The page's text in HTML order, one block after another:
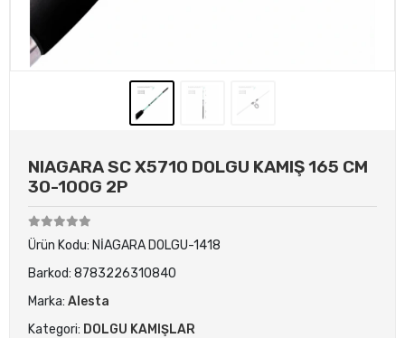
NIAGARA SC X5710 DOLGU KAMIŞ 165 CM
30-100G 2P
Ürün Kodu: NİAGARA DOLGU-1418
Barkod: 8783226310840
Marka: Alesta
Kategori: DOLGU KAMIŞLAR